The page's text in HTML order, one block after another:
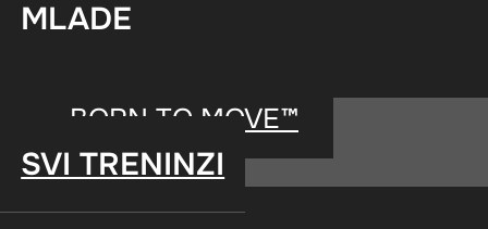
MLADE
BORN TO MOVE™
SVI TRENINZI